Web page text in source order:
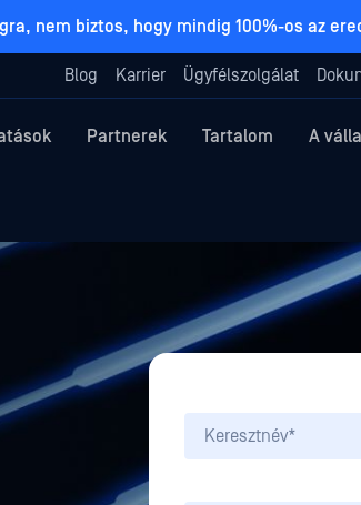
nem biztos, hogy mindig 100%-os az
Blog Karrier Ügyfélszolgálat
Partnerek Tartalom A